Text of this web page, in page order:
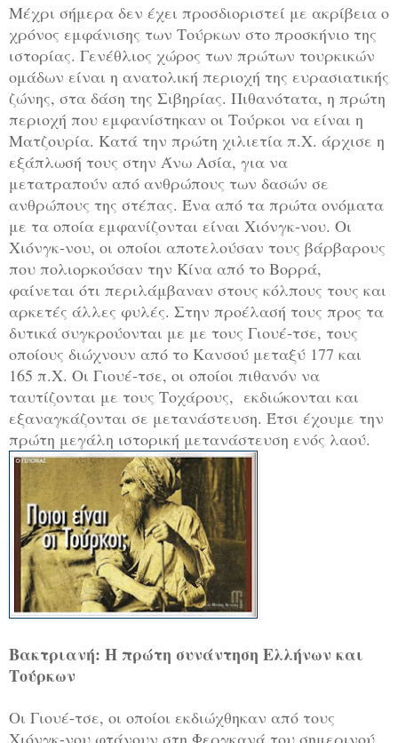
Μέχρι σήμερα δεν έχει προσδιοριστεί με ακρίβεια ο
χρόνος εμφάνισης των Τούρκων στο προσκήνιο της
ιστορίας. Γενέθλιος χώρος των πρώτων τουρκικών
ομάδων είναι η ανατολική περιοχή της ευρασιατικής
ζώνης, στα δάση της Σιβηρίας. Πιθανότατα, η πρώτη
περιοχή που εμφανίστηκαν οι Τούρκοι να είναι η
Ματζουρία. Κατά την πρώτη χιλιετία π.Χ. άρχισε η
εξάπλωσή τους στην Άνω Ασία, για να
μετατραπούν από ανθρώπους των δασών σε
ανθρώπους της στέπας. Ένα από τα πρώτα ονόματα
με τα οποία εμφανίζονται είναι Χιόνγκ-νου. Οι
Χιόνγκ-νου, οι οποίοι αποτελούσαν τους βάρβαρους
που πολιορκούσαν την Κίνα από το Βορρά,
φαίνεται ότι περιλάμβαναν στους κόλπους τους και
αρκετές άλλες φυλές. Στην προέλασή τους προς τα
δυτικά συγκρούονται με με τους Γιουέ-τσε, τους
οποίους διώχνουν από το Κανσού μεταξύ 177 και
165 π.Χ. Οι Γιουέ-τσε, οι οποίοι πιθανόν να
ταυτίζονται με τους Τοχάρους, εκδιώκονται και
εξαναγκάζονται σε μετανάστευση. Έτσι έχουμε την
πρώτη μεγάλη ιστορική μετανάστευση ενός λαού.
Βακτριανή: Η πρώτη συνάντηση Ελλήνων και
Τούρκων
Οι Γιουέ-τσε, οι οποίοι εκδιώχθηκαν από τους
Χιόνγκ-νου φτάνουν στη Φεργκανά του σημερινού